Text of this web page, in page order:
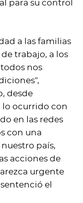
para su control
a las familias
trabajo, a los
nos
desde
lo ocurrido con
en las redes
con una
país,
acciones de
urgente
el